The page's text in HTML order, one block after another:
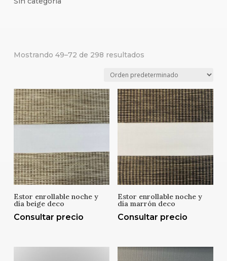
Mostrando 49–72 de 298 resultados
Estor enrollable noche y
día beige deco
Consultar precio
Estor enrollable noche y
día marrón deco
Consultar precio